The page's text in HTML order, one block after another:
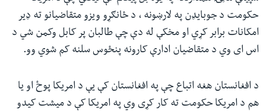
حکومت د جوبایډن په لارښونه ، د ځانګړو ویزو متقاضیانو ته ډیر
امکانات برابر کړي او مخکې له دې چې طالبان پر کابل وکمن شي د
اس ای وي د متقاضیان ادارې کارونه پنځوس سلنه کم شوي وو.
د افغانستان هغه اتباع چې په افغانستان کې یې د امریکا پوځ او یا
هم د امریکا حکومت ته کار کړی وي په امریکا کې د میشت کیدو